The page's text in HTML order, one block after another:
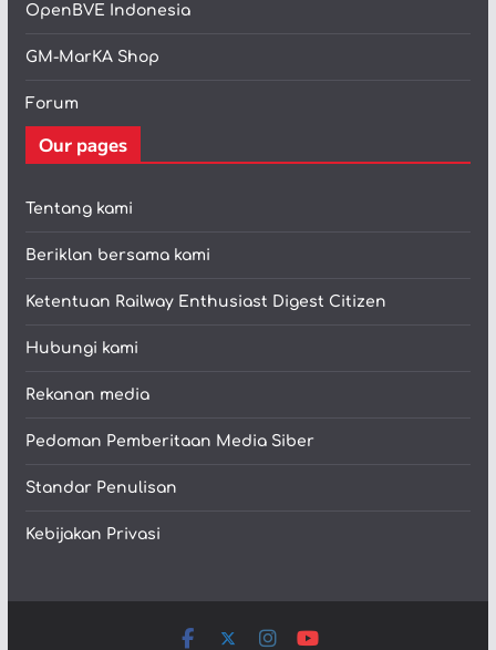
OpenBVE Indonesia
GM-MarKA Shop
Forum
Our pages
Tentang kami
Beriklan bersama kami
Ketentuan Railway Enthusiast Digest Citizen
Hubungi kami
Rekanan media
Pedoman Pemberitaan Media Siber
Standar Penulisan
Kebijakan Privasi